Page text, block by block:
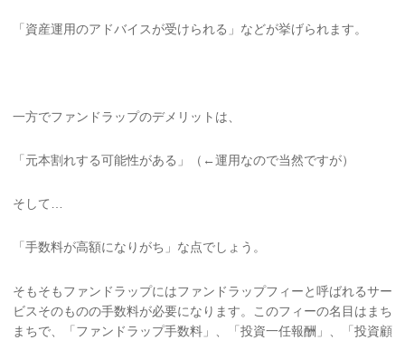
「資産運用のアドバイスが受けられる」などが挙げられます。
一方でファンドラップのデメリットは、
「元本割れする可能性がある」（←運用なので当然ですが）
そして…
「手数料が高額になりがち」な点でしょう。
そもそもファンドラップにはファンドラップフィーと呼ばれるサー
ビスそのものの手数料が必要になります。
このフィーの名目はまち
まちで、「ファンドラップ手数料」、「投資一任報酬」、「投資顧